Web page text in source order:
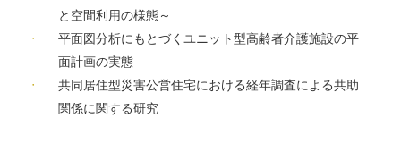
と空間利用の様態～
平面図分析にもとづくユニット型高齢者介護施設の平
面計画の実態
共同居住型災害公営住宅における経年調査による共助
関係に関する研究